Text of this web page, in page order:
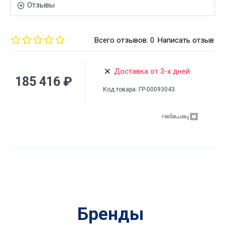
Отзывы
Всего отзывов: 0 Написать отзыв
185 416 ₽
Доставка от 3-х дней
Код товара: ГР-00093043
Бренды